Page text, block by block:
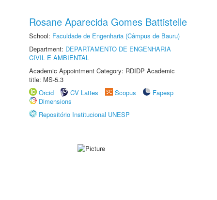
Rosane Aparecida Gomes Battistelle
School: Faculdade de Engenharia (Câmpus de Bauru)
Department: DEPARTAMENTO DE ENGENHARIA
CIVIL E AMBIENTAL
Academic Appointment Category: RDIDP Academic
title: MS-5.3
Orcid
CV Lattes Scopus
Fapesp
Dimensions
Repositório Institucional UNESP